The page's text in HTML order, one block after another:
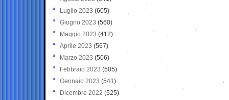
Luglio 2023 (605)
Giugno 2023 (560)
Maggio 2023 (412)
Aprile 2023 (567)
Marzo 2023 (506)
Febbraio 2023 (505)
Gennaio 2023 (541)
Dicembre 2022 (525)